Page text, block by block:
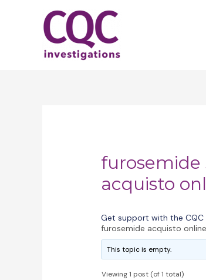
furosemide
acquisto
Get support with the CQC
furosemide acquisto online
This topic is empty.
Viewing 1 post (of 1 total)